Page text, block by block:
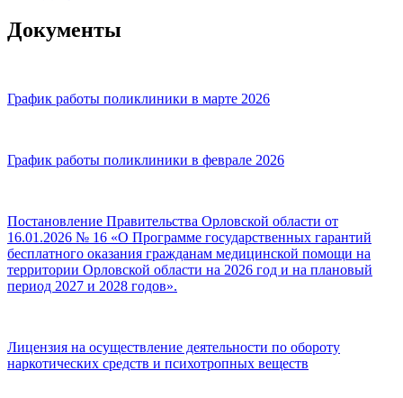
Документы
График работы поликлиники в марте 2026
График работы поликлиники в феврале 2026
Постановление Правительства Орловской области от
16.01.2026 № 16 «О Программе государственных гарантий
бесплатного оказания гражданам медицинской помощи на
территории Орловской области на 2026 год и на плановый
период 2027 и 2028 годов».
Лицензия на осуществление деятельности по обороту
наркотических средств и психотропных веществ